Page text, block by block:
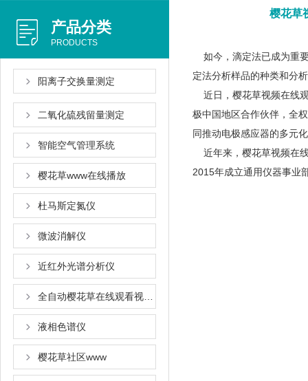
产品分类
PRODUCTS
阳离子交换量测定
二氧化硫残留量测定
智能空气管理系统
樱花草www在线播放
杜马斯定氮仪
微波消解仪
近红外光谱分析仪
液相色谱仪
樱花草社区www
樱花草
如今，滴定法已成为重要
定法分析样品的种类和分析
近日，樱花草视频
极中国地区合作伙伴，全
同推动电极感应器的多元化应
近年来，樱花草视频在
2015年成立通用仪器事业部